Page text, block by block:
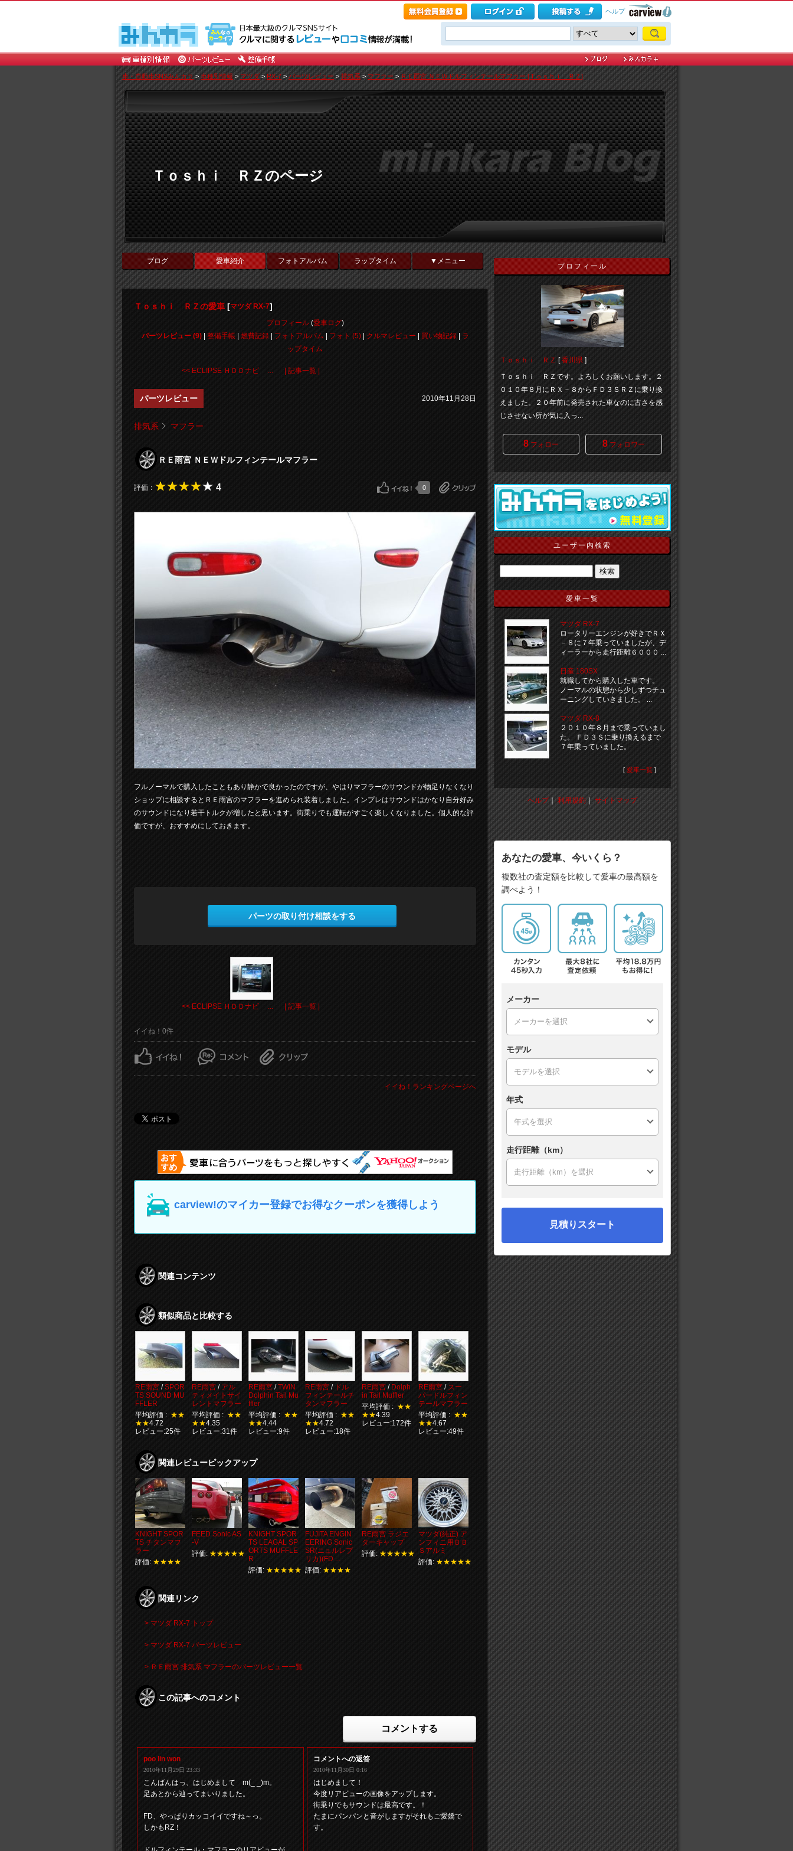
ヘルプ
車・自動車SNSみんカラ> 車種別情報>マツダ>RX-7 >パーツレビュー>排気系>マフラー> ＲＥ雨宮 ＮＥＷドルフィンテールマフラー [Ｔｏｓｈｉ ＲＺ]
Ｔｏｓｈｉ ＲＺのページ
ブログ 愛車紹介 フォトアルバム ラップタイム ▼メニュー
Ｔｏｓｈｉ ＲＺの愛車 [マツダ RX-7]
プロフィール(愛車ログ)
パーツレビュー (9)| 整備手帳| 燃費記録| フォトアルバム フォト (5)| クルマレビュー 買い物記録|
ラ
ップタイム
<< ECLIPSE ＨＤＤナビ ... | 記事一覧 |
パーツレビュー 2010年11月28日
排気系 マフラー
ＲＥ雨宮 ＮＥＷドルフィンテールマフラー
評価： 4 0
フルノーマルで購入したこともあり静かで良かったのですが、やはりマフラーのサウンドが物足りなくなり
ショップに相談するとＲＥ雨宮のマフラーを進められ装着しました。インプレはサウンドはかなり自分好み
のサウンドになり若干トルクが増したと思います。街乗りでも運転がすごく楽しくなりました。個人的な評
価ですが、おすすめにしておきます。
パーツの取り付け相談をする
<< ECLIPSE ＨＤＤナビ ... | 記事一覧 |
イイね！0件
イイね！ランキングページへ
carview!のマイカー登録でお得なクーポンを獲得しよう
関連コンテンツ
類似商品と比較する
RE雨宮 /SPOR
TS SOUND MU
FFLER
平均評価 : ★★
★★4.72
レビュー:25件
RE雨宮 / アル
ティメイトサイ
レントマフラー
平均評価 : ★★
★★4.35
レビュー:31件
RE雨宮 /TWIN
Dolphin Tail Mu
ffler
平均評価 : ★★
★★4.44
レビュー:9件
RE雨宮 / ドル
フィンテールチ
タンマフラー
平均評価 : ★★
★★4.72
レビュー:18件
RE雨宮 / Dolph
in Tail Muffler
平均評価 : ★★
★★4.39
レビュー:172件
RE雨宮 / スー
パードルフィン
テールマフラー
平均評価 : ★★
★★4.67
レビュー:49件
関連レビューピックアップ
KNIGHT SPOR
TS チタンマフ
ラー
評価: ★★★★
FEED Sonic AS
-V
評価: ★★★★★
KNIGHT SPOR
TS LEAGAL SP
ORTS MUFFLE
R
評価: ★★★★★
FUJITA ENGIN
EERING Sonic
SR(ニュルレプ
リカ)(FD ...
評価: ★★★★
RE雨宮 ラジエ
ターキャップ
評価: ★★★★★
マツダ(純正) ア
ンフィニ用ＢＢ
Ｓアルミ
評価: ★★★★★
関連リンク
> マツダ RX-7 トップ
> マツダ RX-7 パーツレビュー
> ＲＥ雨宮 排気系 マフラーのパーツレビュー一覧
この記事へのコメント
コメントする
poo lin won
2010年11月29日 23:33
こんばんはっ、はじめまして m(_ _)m。
足あとから辿ってまいりました。
FD、やっぱりカッコイイですね～っ。
しかもRZ！
コメントへの返答
2010年11月30日 0:16
はじめまして！
今度リアビューの画像をアップします。
街乗りでもサウンドは最高です。！
たまにパンパンと音がしますがそれもご愛嬌で
す。
プロフィール
Ｔｏｓｈｉ ＲＺ [香川県 ]
Ｔｏｓｈｉ ＲＺです。よろしくお願いします。２
０１０年８月にＲＸ－８からＦＤ３ＳＲＺに乗り換
えました。２０年前に発売された車なのに古さを感
じさせない所が気に入っ...
8 フォロー 8 フォロワー
ユーザー内検索
愛車一覧
マツダ RX-7
ロータリーエンジンが好きでＲＸ
－８に７年乗っていましたが、デ
ィーラーから走行距離６０００ ...
日産 180SX
就職してから購入した車です。
ノーマルの状態から少しずつチュ
ーニングしていきました。 ...
マツダ RX-8
２０１０年８月まで乗っていまし
た。 ＦＤ３Ｓに乗り換えるまで
７年乗っていました。
[ 愛車一覧 ]
ヘルプ｜利用規約｜ サイトマップ
あなたの愛車、今いくら？
複数社の査定額を比較して愛車の最高額を
調べよう！
メーカー
モデル
年式
走行距離（km）
見積りスタート